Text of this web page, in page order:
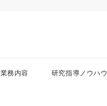
業務内容 研究指導ノウハウ